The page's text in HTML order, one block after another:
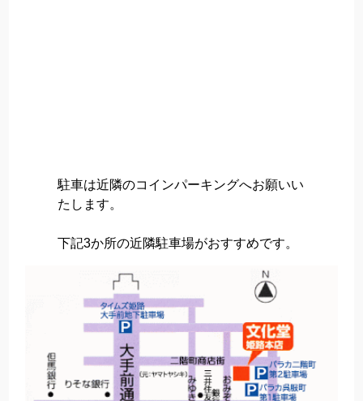
駐車は近隣のコインパーキングへお願いい
たします。
下記3か所の近隣駐車場がおすすめです。